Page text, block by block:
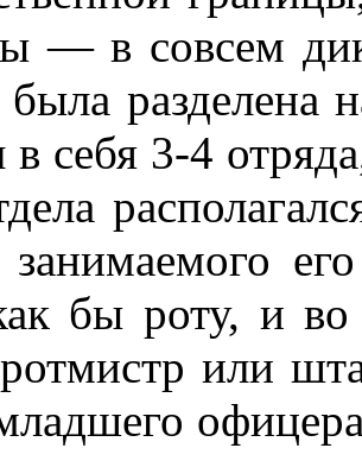
— в совсем
была разделена
себя 3-4
бы роту, и во
или